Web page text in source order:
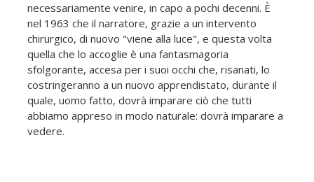
necessariamente venire, in capo a pochi decenni. È
nel 1963 che il narratore, grazie a un intervento
chirurgico, di nuovo "viene alla luce", e questa volta
quella che lo accoglie è una fantasmagoria
sfolgorante, accesa per i suoi occhi che, risanati, lo
costringeranno a un nuovo apprendistato, durante il
quale, uomo fatto, dovrà imparare ciò che tutti
abbiamo appreso in modo naturale: dovrà imparare a
vedere.